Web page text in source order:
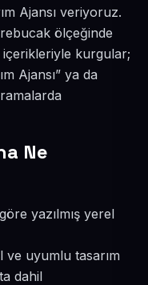
Ajansı veriyoruz.
ölçeğinde
kurgular;
Ajansı” ya da
Ne
yazılmış yerel
ve uyumlu tasarım
dahil